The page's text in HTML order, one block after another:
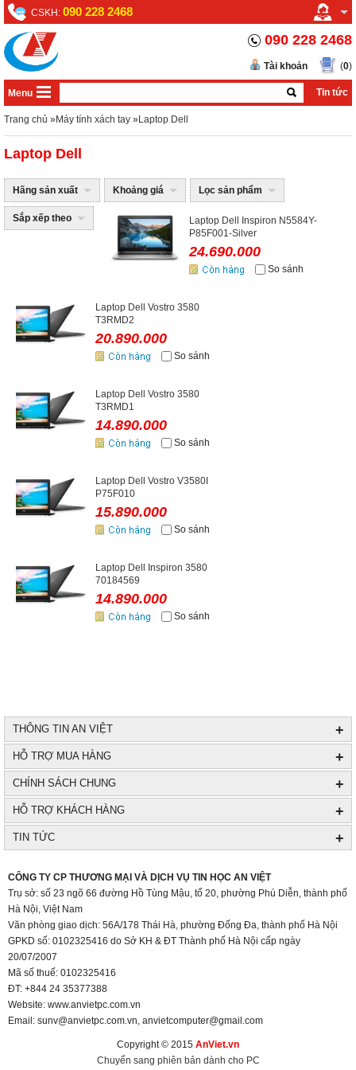
CSKH: 090 228 2468
090 228 2468
(0)
Tài khoản
Menu Tin tức
Trang chủ »Máy tính xách tay »Laptop Dell
Laptop Dell
Hãng sản xuất Khoảng giá Lọc sản phẩm
Sắp xếp theo
Laptop Dell Inspiron N5584Y-
P85F001-Silver
24.690.000
So sánh
Laptop Dell Vostro 3580
T3RMD2
20.890.000
So sánh
Laptop Dell Vostro 3580
T3RMD1
14.890.000
So sánh
Laptop Dell Vostro V3580I
P75F010
15.890.000
So sánh
Laptop Dell Inspiron 3580
70184569
14.890.000
So sánh
THÔNG TIN AN VIỆT +
HỖ TRỢ MUA HÀNG +
CHÍNH SÁCH CHUNG +
HỖ TRỢ KHÁCH HÀNG +
TIN TỨC +
CÔNG TY CP THƯƠNG MẠI VÀ DỊCH VỤ TIN HỌC AN VIỆT
Trụ sở: số 23 ngõ 66 đường Hồ Tùng Mậu, tổ 20, phường Phú Diễn, thành phố
Hà Nội, Việt Nam
Văn phòng giao dịch: 56A/178 Thái Hà, phường Đống Đa, thành phố Hà Nội
GPKD số: 0102325416 do Sở KH & ĐT Thành phố Hà Nội cấp ngày
20/07/2007
Mã số thuế: 0102325416
ĐT: +844 24 35377388
Website: www.anvietpc.com.vn
Email: sunv@anvietpc.com.vn, anvietcomputer@gmail.com
Copyright © 2015 AnViet.vn
Chuyển sang phiên bản dành cho PC